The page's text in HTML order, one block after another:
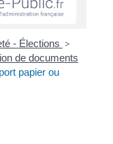
- Élections >
de documents
papier ou